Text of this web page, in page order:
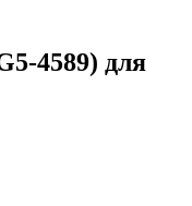
4589) для